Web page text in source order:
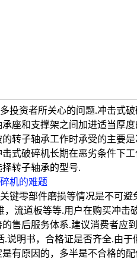
投资者所关心的问题.冲击式
座和支撑架之间加进适当厚
转子轴承工作时承受的主要
式破碎机长期在恶劣条件下
转子轴承的型号.
机的难题
零部件磨损等情况是不可
流道板等等.用户在购买冲
售后服务体系.建议消费者
明书，合格证是否齐全.由
有原因的，多半是不合格的配